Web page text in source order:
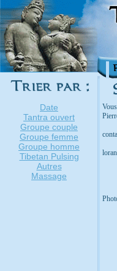
Date
Tantra ouvert
Groupe couple
Groupe femme
Groupe homme
Tibetan Pulsing
Autres
Massage